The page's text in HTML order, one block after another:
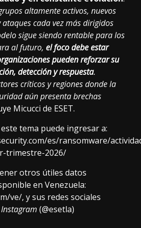
altamente activos, nuevos
cada vez más dirigidos
sigue siendo rentable para los
al futuro, el foco debe estar
pueden reforzar su
detección y respuesta.
críticos y regiones donde la
aún presenta brechas
Micucci de ESET.
tema puede ingresar a:
es/ransomware/
trimestre-2026/
otros útiles datos
en Venezuela:
ve/, y sus redes sociales
Instagram (@esetla)